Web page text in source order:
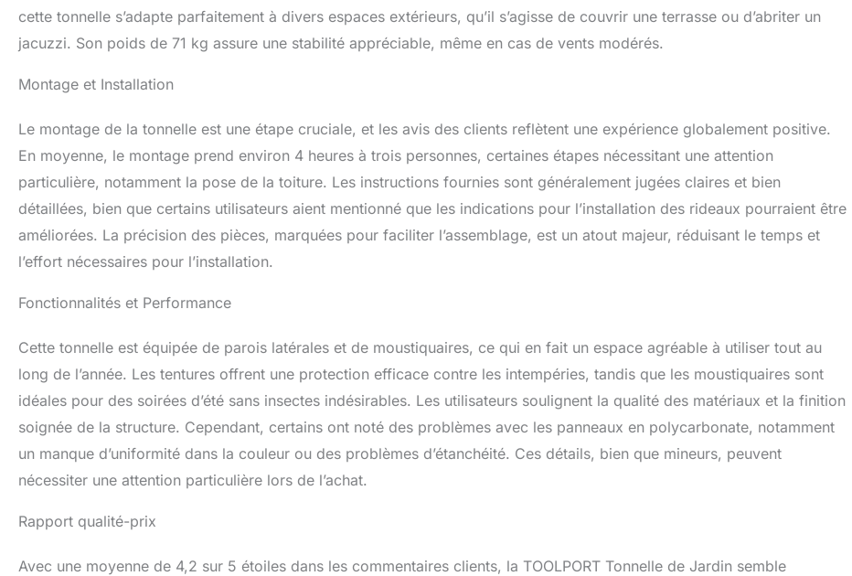
cette tonnelle s’adapte parfaitement à divers espaces extérieurs, qu’il s’agisse de couvrir une terrasse ou d’abriter un
jacuzzi. Son poids de 71 kg assure une stabilité appréciable, même en cas de vents modérés.
Montage et Installation
Le montage de la tonnelle est une étape cruciale, et les avis des clients reflètent une expérience globalement positive.
En moyenne, le montage prend environ 4 heures à trois personnes, certaines étapes nécessitant une attention
particulière, notamment la pose de la toiture. Les instructions fournies sont généralement jugées claires et bien
détaillées, bien que certains utilisateurs aient mentionné que les indications pour l’installation des rideaux pourraient être
améliorées. La précision des pièces, marquées pour faciliter l’assemblage, est un atout majeur, réduisant le temps et
l’effort nécessaires pour l’installation.
Fonctionnalités et Performance
Cette tonnelle est équipée de parois latérales et de moustiquaires, ce qui en fait un espace agréable à utiliser tout au
long de l’année. Les tentures offrent une protection efficace contre les intempéries, tandis que les moustiquaires sont
idéales pour des soirées d’été sans insectes indésirables. Les utilisateurs soulignent la qualité des matériaux et la finition
soignée de la structure. Cependant, certains ont noté des problèmes avec les panneaux en polycarbonate, notamment
un manque d’uniformité dans la couleur ou des problèmes d’étanchéité. Ces détails, bien que mineurs, peuvent
nécessiter une attention particulière lors de l’achat.
Rapport qualité-prix
Avec une moyenne de 4,2 sur 5 étoiles dans les commentaires clients, la TOOLPORT Tonnelle de Jardin semble